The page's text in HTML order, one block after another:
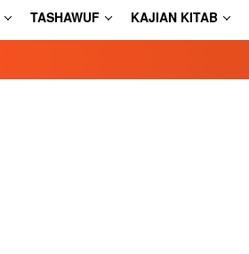
TASHAWUF KAJIAN KITAB